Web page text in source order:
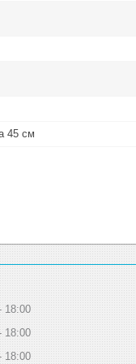
45 см
18:00
18:00
18:00